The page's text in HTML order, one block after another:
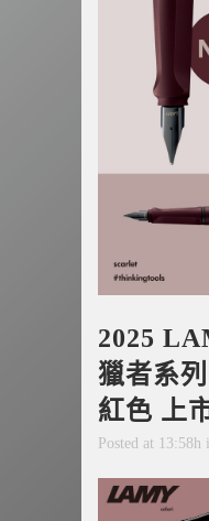
2025
獵者系
紅色 上
Posted at 13:58h